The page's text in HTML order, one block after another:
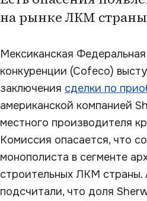
на рынке ЛКМ
Мексиканская
конкуренции (Cofeco)
заключения сделки по
американской компанией
местного производителя
Комиссия опасается, что
монополиста в сегменте
строительных ЛКМ страны.
подсчитали, что доля